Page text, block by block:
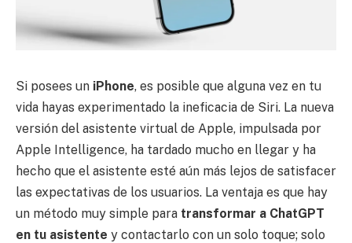
Si posees un iPhone, es posible que alguna vez en tu
vida hayas experimentado la ineficacia de Siri. La nueva
versión del asistente virtual de Apple, impulsada por
Apple Intelligence, ha tardado mucho en llegar y ha
hecho que el asistente esté aún más lejos de satisfacer
las expectativas de los usuarios. La ventaja es que hay
un método muy simple para transformar a ChatGPT
en tu asistente y contactarlo con un solo toque; solo